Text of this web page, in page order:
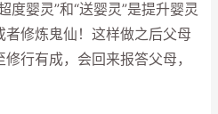
度婴灵”和“送婴灵”是提升婴灵
修炼鬼仙！这样做之后父母
行有成，会回来报答父母，